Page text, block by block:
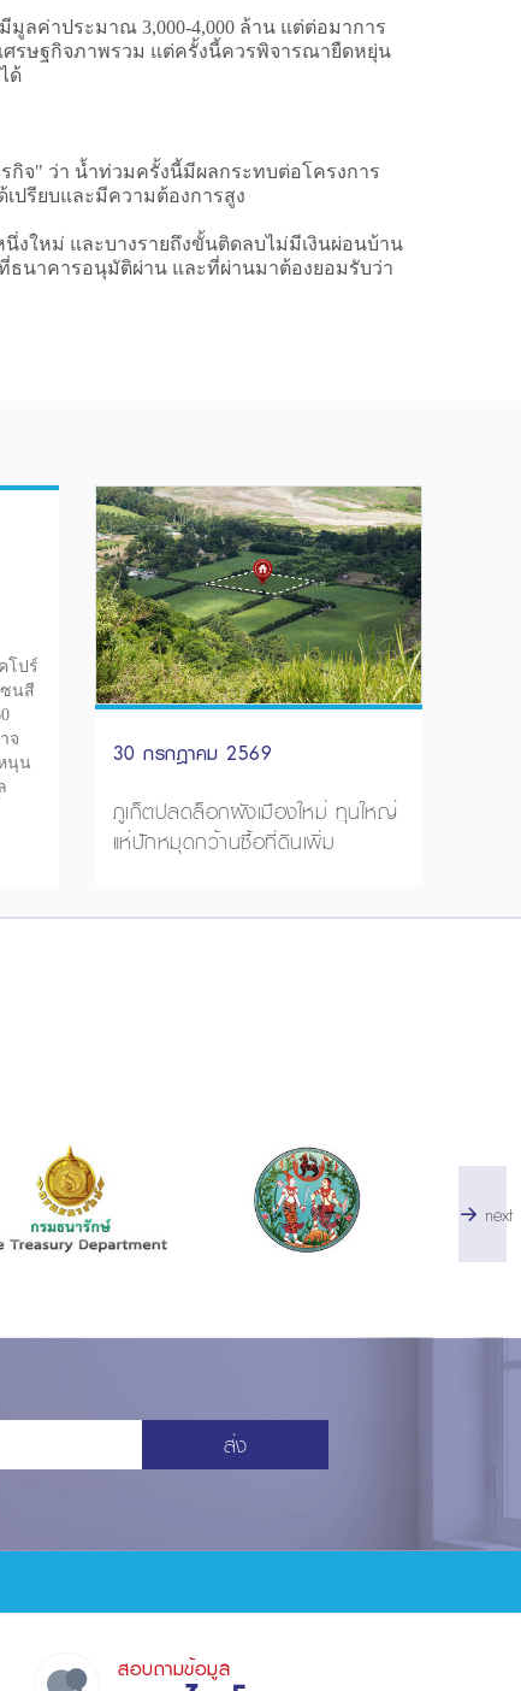
ลค่าประมาณ 3,000-4,000 ล้าน แต่ต่อมาการ
ศรษฐกิจภาพรวม แต่ครั้งนี้ควรพิจารณายืดหยุ่น
ด้
กิจ" ว่า น้ำท่วมครั้งนี้มีผลกระทบต่อโครงการ
ปรียบและมีความต้องการสูง
ใหม่ และบางรายถึงขั้นติดลบไม่มีเงินผ่อนบ้าน
ธนาคารอนุมัติผ่าน และที่ผ่านมาต้องยอมรับว่า
โปร์
นสี
จ
นุน
30 กรกฎาคม 2569
ภูเก็ตปลดล็อกผังเมืองใหม่ ทุนใหญ่
แห่ปักหมุดกว้านซื้อที่ดินเพิ่ม
next
ส่ง
สอบถามข้อมูล